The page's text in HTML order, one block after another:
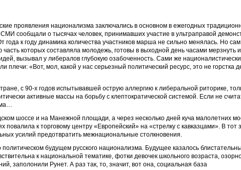
проявления национализма заключались в основном в ежегодных
сообщали о тысячах человек, принимавших участие в ультраправой
к году динамика количества участников марша не сильно менялась. Но
которых составляла молодежь, готовы в выходной день часами мерзнуть
вызывал у либералов глубокую озабоченность. Сами же
плечи: «Вот, мол, какой у нас серьезный политический ресурс, это не горстка
с 90-х годов испытывавшей острую аллергию к либеральной риторике,
активные массы на борьбу с клептократической системой. Если не
шоссе и на Манежной площади, а через несколько дней куча малолетних
повалила к торговому центру «Европейский» на «стрелку с кавказцами». В тот
усилий предотвратить межнациональные столкновения.
будущем русского национализма. Будущее казалось
к национальной тематике, фотки девочек школьного возраста,
заполонили Рунет. А раз так, то, значит, вот она, социальная база